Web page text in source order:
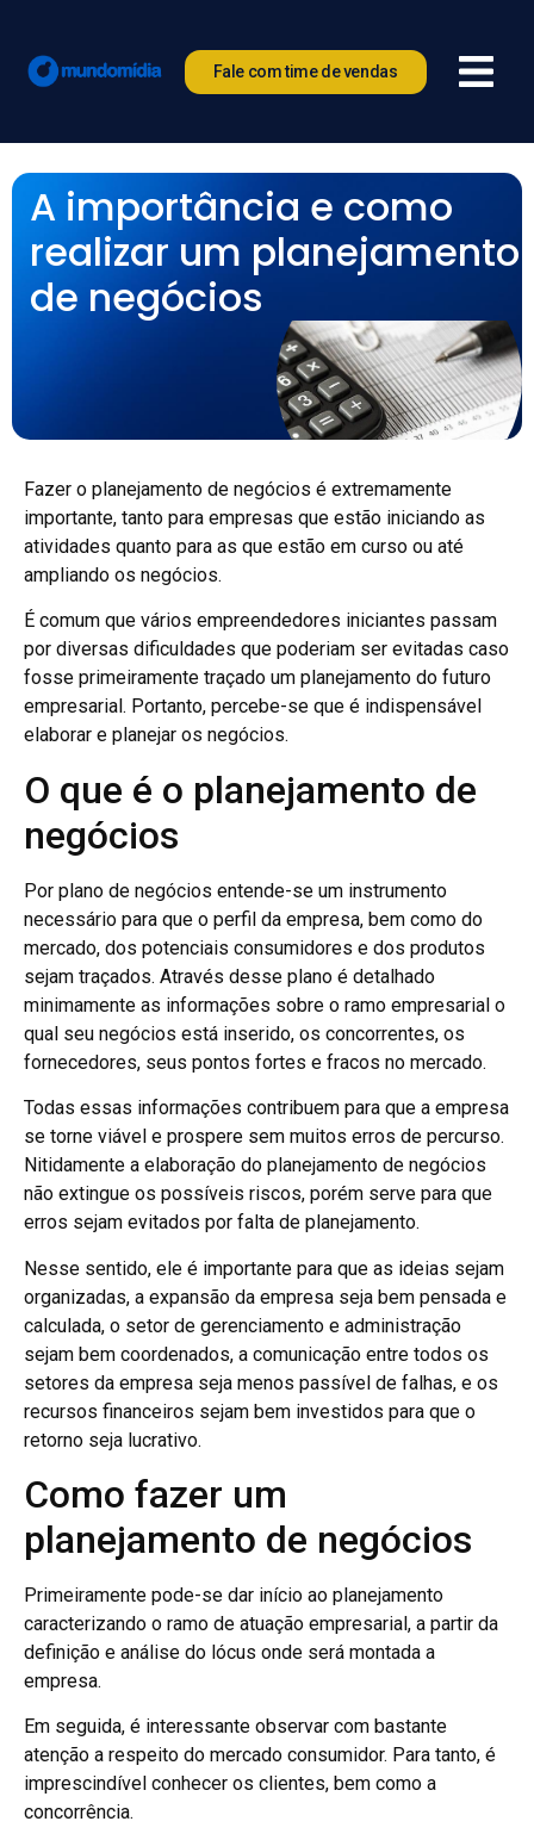
Fale com time de vendas
A importância e como
realizar um planejamento
de negócios
Fazer o planejamento de negócios é extremamente
importante, tanto para empresas que estão iniciando as
atividades quanto para as que estão em curso ou até
ampliando os negócios.
É comum que vários empreendedores iniciantes passam
por diversas dificuldades que poderiam ser evitadas caso
fosse primeiramente traçado um planejamento do futuro
empresarial. Portanto, percebe-se que é indispensável
elaborar e planejar os negócios.
O que é o planejamento de
negócios
Por plano de negócios entende-se um instrumento
necessário para que o perfil da empresa, bem como do
mercado, dos potenciais consumidores e dos produtos
sejam traçados. Através desse plano é detalhado
minimamente as informações sobre o ramo empresarial o
qual seu negócios está inserido, os concorrentes, os
fornecedores, seus pontos fortes e fracos no mercado.
Todas essas informações contribuem para que a empresa
se torne viável e prospere sem muitos erros de percurso.
Nitidamente a elaboração do planejamento de negócios
não extingue os possíveis riscos, porém serve para que
erros sejam evitados por falta de planejamento.
Nesse sentido, ele é importante para que as ideias sejam
organizadas, a expansão da empresa seja bem pensada e
calculada, o setor de gerenciamento e administração
sejam bem coordenados, a comunicação entre todos os
setores da empresa seja menos passível de falhas, e os
recursos financeiros sejam bem investidos para que o
retorno seja lucrativo.
Como fazer um
planejamento de negócios
Primeiramente pode-se dar início ao planejamento
caracterizando o ramo de atuação empresarial, a partir da
definição e análise do lócus onde será montada a
empresa.
Em seguida, é interessante observar com bastante
atenção a respeito do mercado consumidor. Para tanto, é
imprescindível conhecer os clientes, bem como a
concorrência.